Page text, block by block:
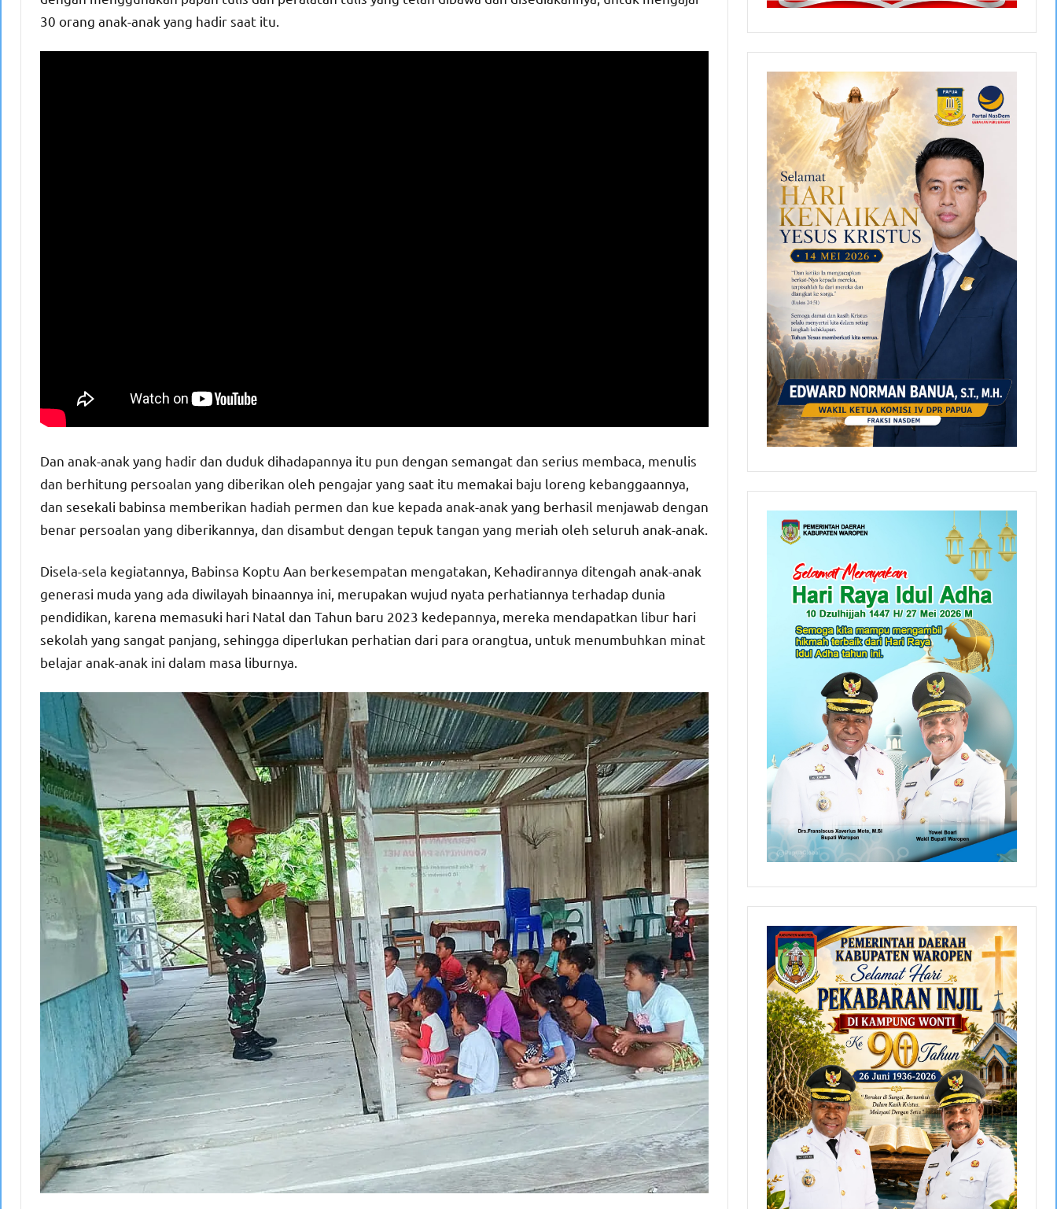
30 orang anak-anak yang hadir saat itu.
Dan anak-anak yang hadir dan duduk dihadapannya itu pun dengan semangat dan serius membaca, menulis
dan berhitung persoalan yang diberikan oleh pengajar yang saat itu memakai baju loreng kebanggaannya,
dan sesekali babinsa memberikan hadiah permen dan kue kepada anak-anak yang berhasil menjawab dengan
benar persoalan yang diberikannya, dan disambut dengan tepuk tangan yang meriah oleh seluruh anak-anak.
Disela-sela kegiatannya, Babinsa Koptu Aan berkesempatan mengatakan, Kehadirannya ditengah anak-anak
generasi muda yang ada diwilayah binaannya ini, merupakan wujud nyata perhatiannya terhadap dunia
pendidikan, karena memasuki hari Natal dan Tahun baru 2023 kedepannya, mereka mendapatkan libur hari
sekolah yang sangat panjang, sehingga diperlukan perhatian dari para orangtua, untuk menumbuhkan minat
belajar anak-anak ini dalam masa liburnya.